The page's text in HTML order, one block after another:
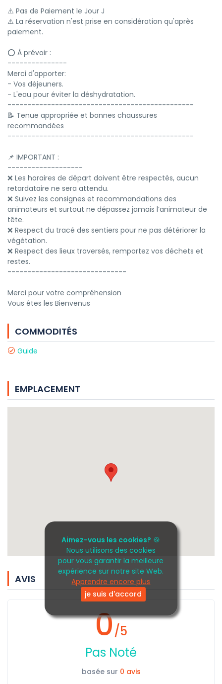
Aimez-vous les cookies? 🍪
Nous utilisons des cookies
pour vous garantir la meilleure
expérience sur notre site Web.
Apprendre encore plus
je suis d'accord
⚠️ Pas de Paiement le Jour J
⚠️ La réservation n'est prise en considération qu'après
paiement.
⭕️ À prévoir :
---------------
Merci d'apporter:
- Vos déjeuners.
- L'eau pour éviter la déshydratation.
-----------------------------------------------
📝 Tenue appropriée et bonnes chaussures
recommandées
-----------------------------------------------
📌 IMPORTANT :
-------------------
❌ Les horaires de départ doivent être respectés, aucun
retardataire ne sera attendu.
❌ Suivez les consignes et recommandations des
animateurs et surtout ne dépassez jamais l’animateur de
tête.
❌ Respect du tracé des sentiers pour ne pas détériorer la
végétation.
❌ Respect des lieux traversés, remportez vos déchets et
restes.
------------------------------
Merci pour votre compréhension
Vous êtes les Bienvenus
COMMODITÉS
Guide
EMPLACEMENT
AVIS
0/5
Pas Noté
basée sur 0 avis